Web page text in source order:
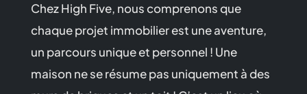
Chez High Five, nous comprenons que
chaque projet immobilier est une aventure,
un parcours unique et personnel ! Une
maison ne se résume pas uniquement à des